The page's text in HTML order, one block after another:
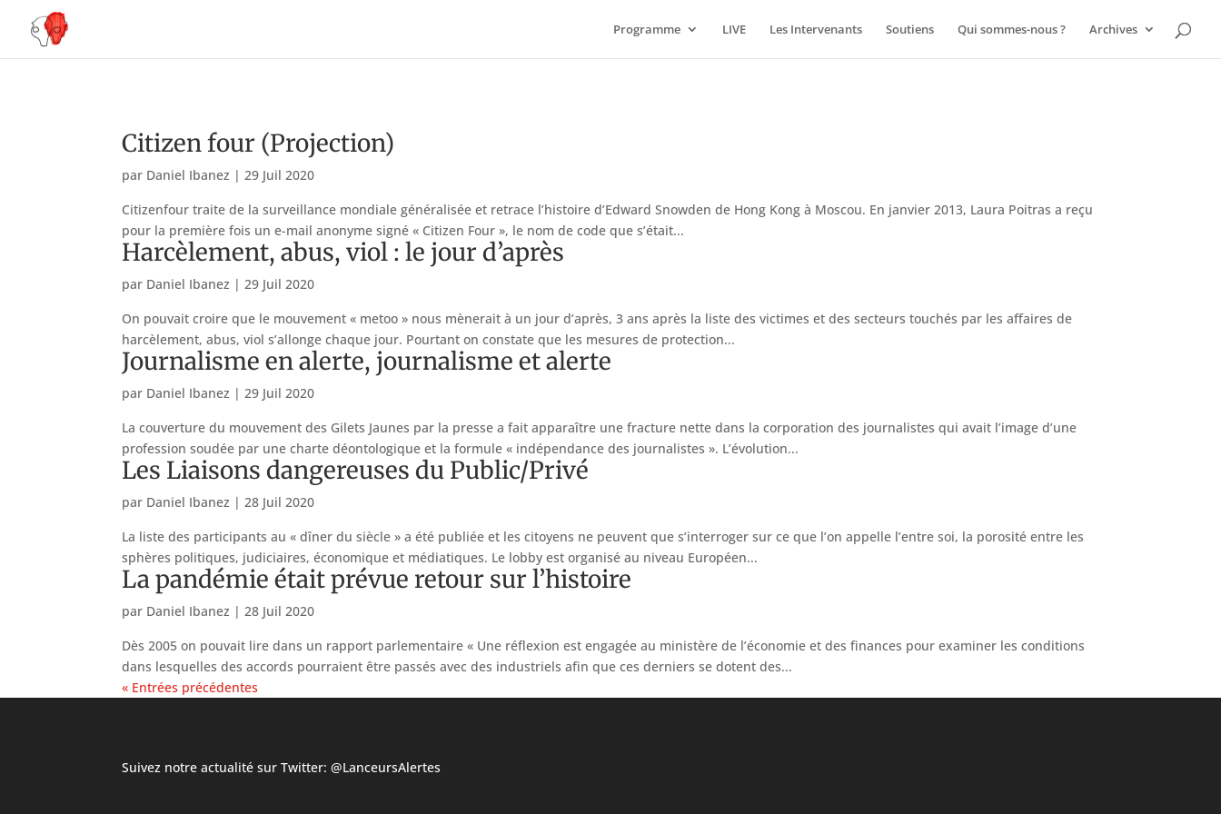
Programme LIVE Les Intervenants Soutiens Qui sommes-nous ? Archives
Citizen four (Projection)
par Daniel Ibanez |29 Juil 2020
Citizenfour traite de la surveillance mondiale généralisée et retrace l’histoire d’Edward Snowden de Hong Kong à Moscou. En janvier 2013, Laura Poitras a reçu
pour la première fois un e-mail anonyme signé « Citizen Four », le nom de code que s’était...
Harcèlement, abus, viol : le jour d’après
par Daniel Ibanez |29 Juil 2020
On pouvait croire que le mouvement « metoo » nous mènerait à un jour d’après, 3 ans après la liste des victimes et des secteurs touchés par les affaires de
harcèlement, abus, viol s’allonge chaque jour. Pourtant on constate que les mesures de protection...
Journalisme en alerte, journalisme et alerte
par Daniel Ibanez |29 Juil 2020
La couverture du mouvement des Gilets Jaunes par la presse a fait apparaître une fracture nette dans la corporation des journalistes qui avait l’image d’une
profession soudée par une charte déontologique et la formule « indépendance des journalistes ». L’évolution...
Les Liaisons dangereuses du Public/Privé
par Daniel Ibanez |28 Juil 2020
La liste des participants au « dîner du siècle » a été publiée et les citoyens ne peuvent que s’interroger sur ce que l’on appelle l’entre soi, la porosité entre les
sphères politiques, judiciaires, économique et médiatiques. Le lobby est organisé au niveau Européen...
La pandémie était prévue retour sur l’histoire
par Daniel Ibanez |28 Juil 2020
Dès 2005 on pouvait lire dans un rapport parlementaire « Une réflexion est engagée au ministère de l’économie et des finances pour examiner les conditions
dans lesquelles des accords pourraient être passés avec des industriels afin que ces derniers se dotent des...
« Entrées précédentes
Suivez notre actualité sur Twitter:@LanceursAlertes